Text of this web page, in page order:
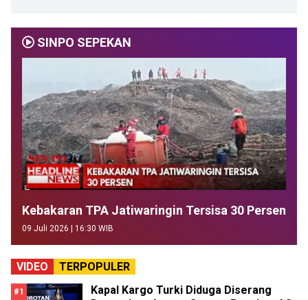
SINPO SEPEKAN
Kebakaran TPA Jatiwaringin Tersisa 30 Persen
09 Juli 2026 | 16:30 WIB
VIDEO TERPOPULER
#1
Kapal Kargo Turki Diduga Diserang